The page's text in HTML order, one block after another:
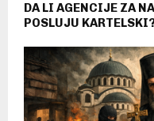
DA LI AGENCIJE ZA
POSLUJU